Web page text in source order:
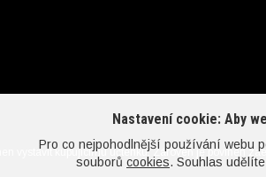
Nastavení cookie: Aby
Pro co nejpohodlnější používání webu
souborů cookies. Souhlas
vystavit kupujícímu účtenku. Zároveň je povinen